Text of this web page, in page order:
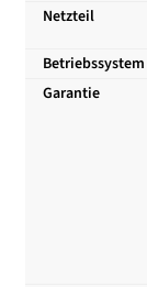
Netzteil
Betriebssystem
Garantie